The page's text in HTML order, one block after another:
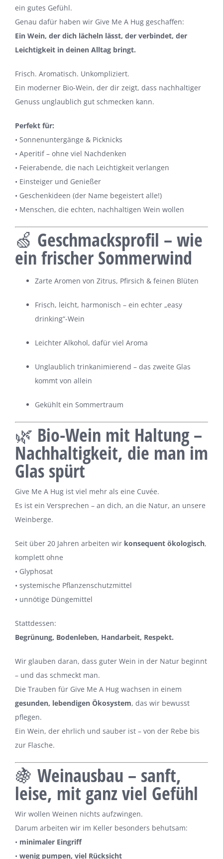
ein gutes Gefühl.
Genau dafür haben wir Give Me A Hug geschaffen:
Ein Wein, der dich lächeln lässt, der verbindet, der
Leichtigkeit in deinen Alltag bringt.
Frisch. Aromatisch. Unkompliziert.
Ein moderner Bio-Wein, der dir zeigt, dass nachhaltiger
Genuss unglaublich gut schmecken kann.
Perfekt für:
• Sonnenuntergänge & Picknicks
• Aperitif – ohne viel Nachdenken
• Feierabende, die nach Leichtigkeit verlangen
• Einsteiger und Genießer
• Geschenkideen (der Name begeistert alle!)
• Menschen, die echten, nachhaltigen Wein wollen
🍏 Geschmacksprofil – wie
ein frischer Sommerwind
Zarte Aromen von Zitrus, Pfirsich & feinen Blüten
Frisch, leicht, harmonisch – ein echter „easy
drinking“-Wein
Leichter Alkohol, dafür viel Aroma
Unglaublich trinkanimierend – das zweite Glas
kommt von allein
Gekühlt ein Sommertraum
🌿 Bio-Wein mit Haltung –
Nachhaltigkeit, die man im
Glas spürt
Give Me A Hug ist viel mehr als eine Cuvée.
Es ist ein Versprechen – an dich, an die Natur, an unsere
Weinberge.
Seit über 20 Jahren arbeiten wir konsequent ökologisch,
komplett ohne
• Glyphosat
• systemische Pflanzenschutzmittel
• unnötige Düngemittel
Stattdessen:
Begrünung, Bodenleben, Handarbeit, Respekt.
Wir glauben daran, dass guter Wein in der Natur beginnt
– und das schmeckt man.
Die Trauben für Give Me A Hug wachsen in einem
gesunden, lebendigen Ökosystem, das wir bewusst
pflegen.
Ein Wein, der ehrlich und sauber ist – von der Rebe bis
zur Flasche.
🍇 Weinausbau – sanft,
leise, mit ganz viel Gefühl
Wir wollen Weinen nichts aufzwingen.
Darum arbeiten wir im Keller besonders behutsam:
• minimaler Eingriff
• wenig pumpen, viel Rücksicht